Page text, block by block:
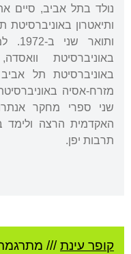
נולד בתל אביב, סיים
באוניברסיטת
מזרח-אסיה
שני ספרי מחקר
האקדמית הרצה ולימד
תרבות יפן.
קופר עינת///